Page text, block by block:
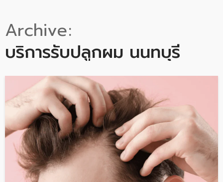
Archive
บริการรับปลูกผม นนทบุรี